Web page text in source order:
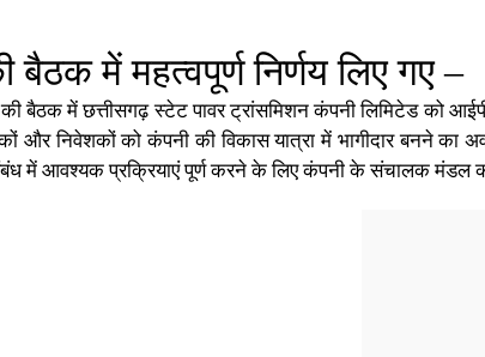
बैठक में महत्वपूर्ण निर्णय लिए गए –
बैठक में छत्तीसगढ़ स्टेट पावर ट्रांसमिशन कंपनी लिमिटेड को
और निवेशकों को कंपनी की विकास यात्रा में भागीदार बनने का
में आवश्यक प्रक्रियाएं पूर्ण करने के लिए कंपनी के संचालक मंडल